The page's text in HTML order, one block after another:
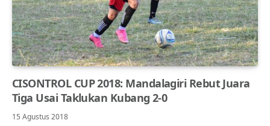
CISONTROL CUP 2018: Mandalagiri Rebut Juara
Tiga Usai Taklukan Kubang 2-0
15 Agustus 2018